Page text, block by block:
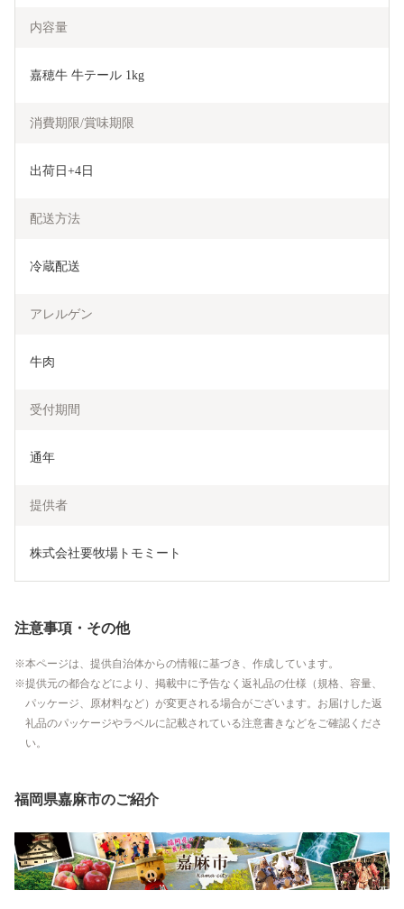
内容量
嘉穂牛 牛テール 1kg
消費期限/賞味期限
出荷日+4日
配送方法
冷蔵配送
アレルゲン
牛肉
受付期間
通年
提供者
株式会社要牧場トモミート
注意事項・その他
本ページは、提供自治体からの情報に基づき、作成しています。
提供元の都合などにより、掲載中に予告なく返礼品の仕様（規格、容量、
パッケージ、原材料など）が変更される場合がございます。お届けした返
礼品のパッケージやラベルに記載されている注意書きなどをご確認くださ
い。
福岡県嘉麻市のご紹介